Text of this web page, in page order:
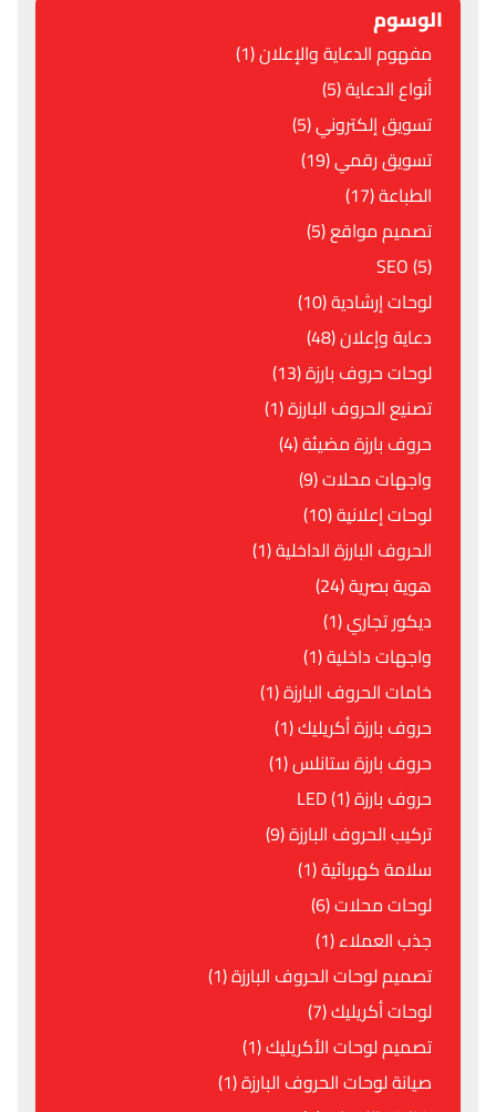
الوسوم
مفهوم الدعاية والإعلان (1)
أنواع الدعاية (5)
تسويق إلكتروني (5)
تسويق رقمي (19)
الطباعة (17)
تصميم مواقع (5)
SEO (5)
لوحات إرشادية (10)
دعاية وإعلان (48)
لوحات حروف بارزة (13)
تصنيع الحروف البارزة (1)
حروف بارزة مضيئة (4)
واجهات محلات (9)
لوحات إعلانية (10)
الحروف البارزة الداخلية (1)
هوية بصرية (24)
ديكور تجاري (1)
واجهات داخلية (1)
خامات الحروف البارزة (1)
حروف بارزة أكريليك (1)
حروف بارزة ستانلس (1)
حروف بارزة LED (1)
تركيب الحروف البارزة (9)
سلامة كهربائية (1)
لوحات محلات (6)
جذب العملاء (1)
تصميم لوحات الحروف البارزة (1)
لوحات أكريليك (7)
تصميم لوحات الأكريليك (1)
صيانة لوحات الحروف البارزة (1)